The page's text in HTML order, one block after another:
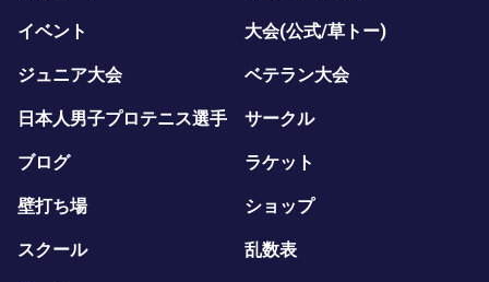
イベント 大会(公式/草トー)
ジュニア大会 ベテラン大会
日本人男子プロテニス選手 サークル
ブログ ラケット
壁打ち場 ショップ
スクール 乱数表